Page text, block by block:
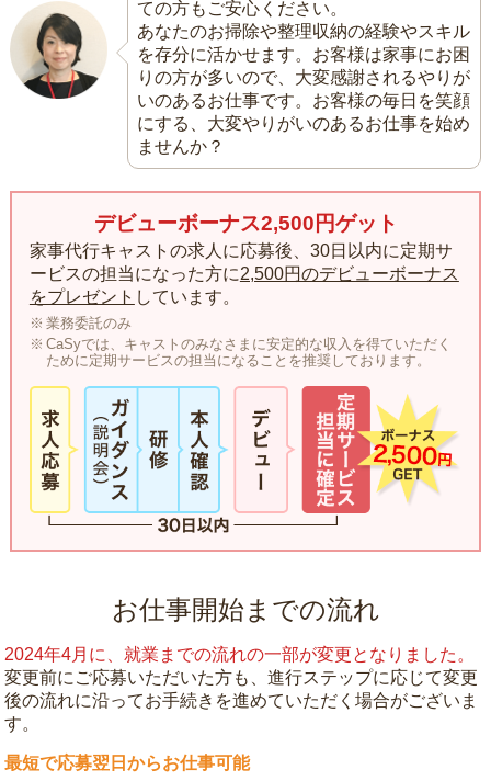
ての方もご安心ください。
あなたのお掃除や整理収納の経験やスキル
を存分に活かせます。お客様は家事にお困
りの方が多いので、大変感謝されるやりが
いのあるお仕事です。お客様の毎日を笑顔
にする、大変やりがいのあるお仕事を始め
ませんか？
デビューボーナス2,500円ゲット
家事代行キャストの求人に応募後、30日以内に定期サ
ービスの担当になった方に2,500円のデビューボーナス
をプレゼント しています。
業務委託のみ
CaSyでは、キャストのみなさまに安定的な収入を得ていただく
ために定期サービスの担当になることを推奨しております。
お仕事開始までの流れ
2024年4月に、就業までの流れの一部が変更となりました。
変更前にご応募いただいた方も、進行ステップに応じて変更
後の流れに沿ってお手続きを進めていただく場合がございま
す。
最短で応募翌日からお仕事可能